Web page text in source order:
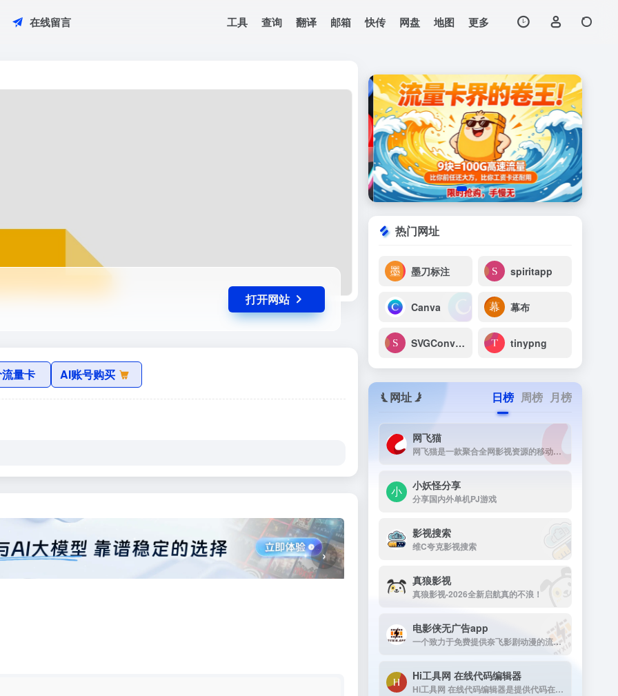
在线留言 工具 查询 翻译 邮箱 快传 网盘 地图 更多
打开网站
量卡 AI账号购买
›
热门网址
墨刀标注 spiritapp
Canva 幕布
SVGConverter tinypng
网址 日榜 周榜 月榜
网飞猫
网飞猫是一款聚合全网影视资源的移动端播放应用，主打免费、高画...
小妖怪分享
分享国内外单机PJ游戏
影视搜索
维C夸克影视搜索
真狼影视
真狼影视-2026全新启航真的不浪！
电影侠无广告app
一个致力于免费提供奈飞影剧动漫的流媒体播放平台
Hi工具网 在线代码编辑器
Hi工具网 在线代码编辑器是提供代码在线运行工具